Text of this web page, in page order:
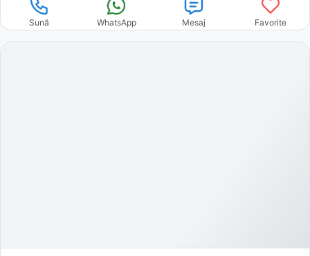
Sună WhatsApp Mesaj Favorite